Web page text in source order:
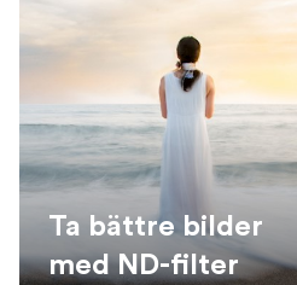
Ta bättre bilder
med ND-filter